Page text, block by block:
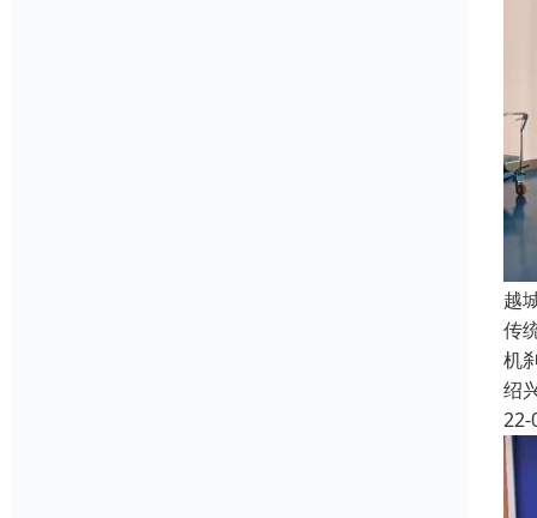
越
传
机
绍
22-